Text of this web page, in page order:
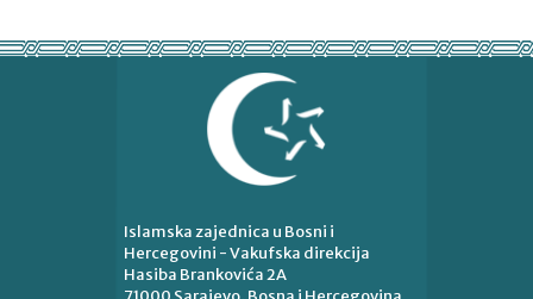
Islamska zajednica u Bosni i
Hercegovini - Vakufska direkcija
Hasiba Brankovića 2A